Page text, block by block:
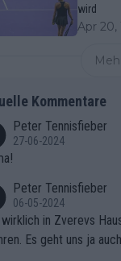
wird
Apr 20,
Kommentare
Peter Tennisfieber
27-06-2024
Peter Tennisfieber
06-05-2024
wirklich in Zverevs
Es geht uns ja